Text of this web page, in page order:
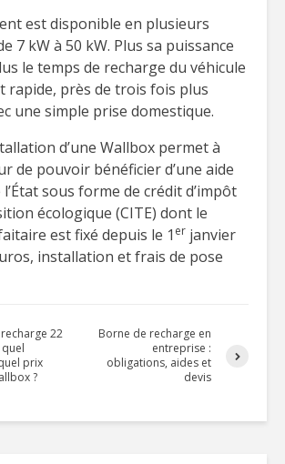
est disponible en plusieurs
7 kW à 50 kW. Plus sa puissance
le temps de recharge du véhicule
rapide, près de trois fois plus
une simple prise domestique.
d’une Wallbox permet à
de pouvoir bénéficier d’une aide
sous forme de crédit d’impôt
écologique (CITE) dont le
est fixé depuis le 1 er janvier
installation et frais de pose
22
prix
?
Borne de recharge en
entreprise :
obligations, aides et
devis